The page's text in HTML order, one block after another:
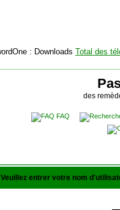
Total des
des
FAQ
Veuillez entrer votre nom